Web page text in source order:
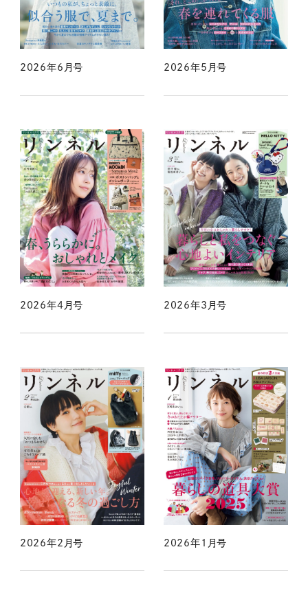
2026年6月号 2026年5月号
2026年4月号 2026年3月号
2026年2月号 2026年1月号